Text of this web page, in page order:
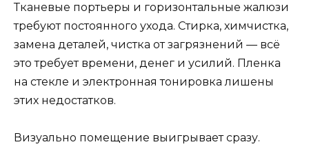
Тканевые портьеры и горизонтальные жалюзи
требуют постоянного ухода. Стирка, химчистка,
замена деталей, чистка от загрязнений — всё
это требует времени, денег и усилий. Пленка
на стекле и электронная тонировка лишены
этих недостатков.
Визуально помещение выигрывает сразу.